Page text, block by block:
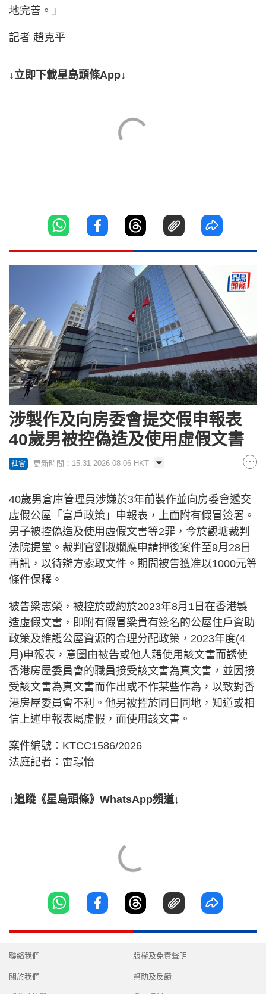
地完善。」
記者 趙克平
↓立即下載星島頭條App↓
涉製作及向房委會提交假申報表
40歲男被控偽造及使用虛假文書
社會 更新時間：15:31 2026-08-06 HKT
40歲男倉庫管理員涉嫌於3年前製作並向房委會遞交
虛假公屋「富戶政策」申報表，上面附有假冒簽署。
男子被控偽造及使用虛假文書等2罪，今於觀塘裁判
法院提堂。裁判官劉淑嫻應申請押後案件至9月28日
再訊，以待辯方索取文件。期間被告獲准以1000元等
條件保釋。
被告梁志榮，被控於或約於2023年8月1日在香港製
造虛假文書，即附有假冒梁貴有簽名的公屋住戶資助
政策及維護公屋資源的合理分配政策，2023年度(4
月)申報表，意圖由被告或他人藉使用該文書而誘使
香港房屋委員會的職員接受該文書為真文書，並因接
受該文書為真文書而作出或不作某些作為，以致對香
港房屋委員會不利。他另被控於同日同地，知道或相
信上述申報表屬虛假，而使用該文書。
案件編號：KTCC1586/2026
法庭記者：雷璟怡
↓追蹤《星島頭條》WhatsApp頻道↓
聯絡我們
關於我們
版權及免責聲明
幫助及反饋